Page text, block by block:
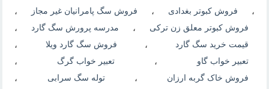
، فروش کبوتر بغدادی ، فروش سگ پامرانیان غیر مجاز ،
فروش کبوتر معلق زن ترکی ، مدرسه پرورش سگ گارد ،
قیمت خرید سگ گارد ، فروش سگ گارد ویلا ،
تعبیر خواب گاو ، تعبیر خواب گرگ ،
فروش خاک گربه ارزان ، توله سگ سرابی ،